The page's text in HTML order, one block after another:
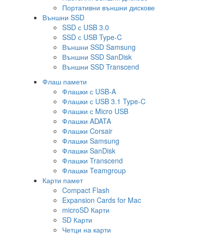
Портативни външни дискове
Външни SSD
SSD с USB 3.0
SSD с USB Type-C
Външни SSD Samsung
Външни SSD SanDisk
Външни SSD Transcend
Флаш памети
Флашки с USB-A
Флашки с USB 3.1 Type-C
Флашки с Micro USB
Флашки ADATA
Флашки Corsair
Флашки Samsung
Флашки SanDisk
Флашки Transcend
Флашки Teamgroup
Карти памет
Compact Flash
Expansion Cards for Mac
microSD Карти
SD Карти
Четци на карти